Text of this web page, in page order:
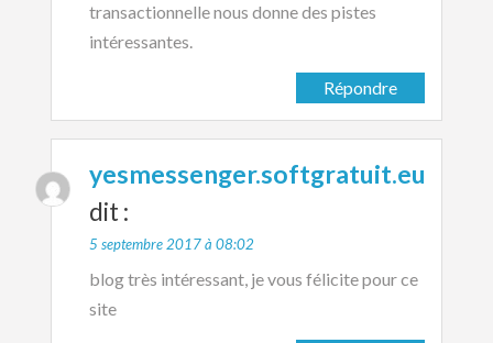
transactionnelle nous donne des pistes
intéressantes.
Répondre
yesmessenger.softgratuit.eu
dit :
5 septembre 2017 à 08:02
blog très intéressant, je vous félicite pour ce
site